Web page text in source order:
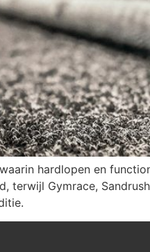
hardlopen en
terwijl Gymrace,